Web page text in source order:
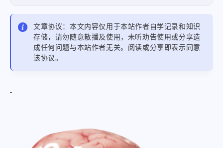
文章协议：本文内容仅用于本站作者自学记录和知识
存储，请勿随意散播及使用，未听劝告使用或分享造
成任何问题与本站作者无关。阅读或分享即表示同意
该协议。